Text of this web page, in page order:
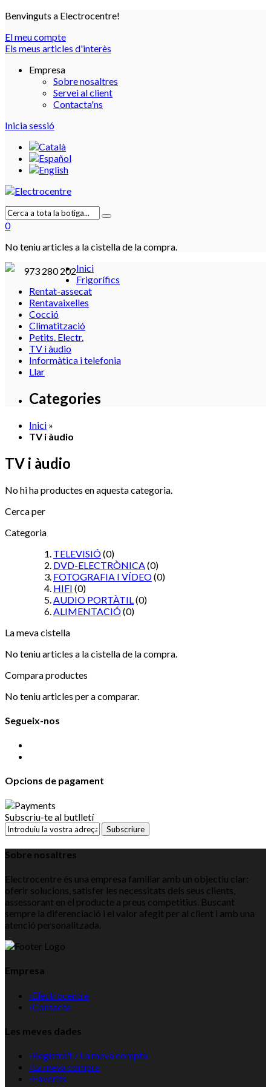
Benvinguts a Electrocentre!
El meu compte
Els meus articles d'interès
Empresa
Sobre nosaltres
Servei al client
Contacta'ns
Inicia sessió
0
No teniu articles a la cistella de la compra.
973 280 202Inici
Frigorífics
Rentat-assecat
Rentavaixelles
Cocció
Climatització
Petits. Electr.
TV i àudio
Informàtica i telefonia
Llar
Categories
Inici »
TV i àudio
TV i àudio
No hi ha productes en aquesta categoria.
Cerca per
Categoria
TELEVISIÓ(0)
DVD-ELECTRÒNICA (0)
FOTOGRAFIA I VÍDEO(0)
HIFI (0)
AUDIO PORTÀTIL (0)
ALIMENTACIÓ(0)
La meva cistella
No teniu articles a la cistella de la compra.
Compara productes
No teniu articles per a comparar.
Segueix-nos
Opcions de pagament
Subscriu-te al butlletí
Subscriure
Sobre nosaltres
Electrocentre és una empresa familiar amb un objectiu clar:
oferir solucions, satisfer les necessitats dels seus clients,
assessorant en el producte a preus competitius. Buscant
sempre la diferenciació i el valor afegit per al client i amb una
atenció personalitzada.
Empresa
›Electrocentre
›Contacta
Les meves dades
›Registra't / La meva compta
›La meva compra
›Favorits